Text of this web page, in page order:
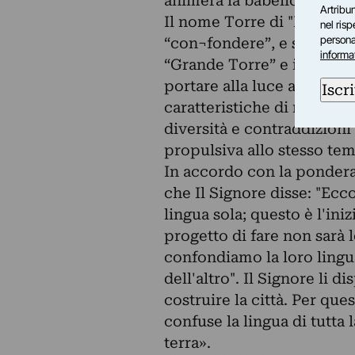
Il nome Torre di
“con¬fondere”, e
“Grande Torre” e il suo
portare alla luce
caratteristiche di
diversità e contraddizioni
propulsiva allo stesso
In accordo con la
che Il Signore disse:
lingua sola; questo è
progetto di fare non sarà
confondiamo la loro
dell'altro". Il Signore li
costruire la città. Per
confuse la lingua di tutta
terra».
nel